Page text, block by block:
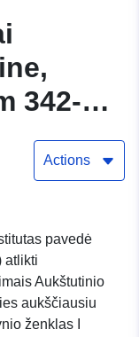
342-
Actions
pavedė
atlikti
Aukštutinio
aukščiausiu
ženklas I